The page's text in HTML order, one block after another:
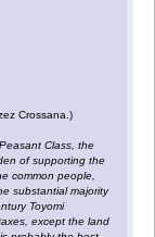
Crossana.)
Class, the
of supporting the
common people,
substantial majority
Toyomi
except the land